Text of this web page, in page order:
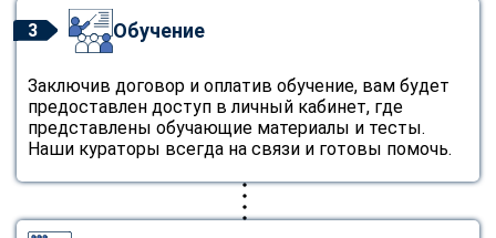
3 Обучение
Заключив договор и оплатив обучение, вам будет
предоставлен доступ в личный кабинет, где
представлены обучающие материалы и тесты.
Наши кураторы всегда на связи и готовы помочь.